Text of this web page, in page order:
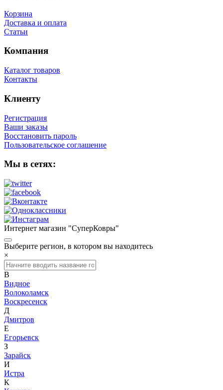
Корзина
Доставка и оплата
Статьи
Компания
Каталог товаров
Контакты
Клиенту
Регистрация
Ваши заказы
Восстановить пароль
Пользовательское соглашение
Мы в сетях:
Интернет магазин "СуперКовры"
Выберите регион, в котором вы находитесь
×
В
Видное
Волоколамск
Воскресенск
Д
Дмитров
Е
Егорьевск
З
Зарайск
И
Истра
К